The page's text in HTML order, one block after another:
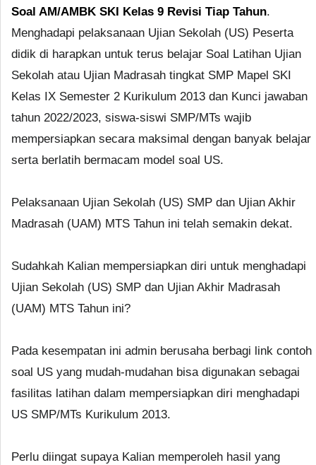
Soal AM/AMBK SKI Kelas 9 Revisi Tiap Tahun.
Menghadapi pelaksanaan Ujian Sekolah (US) Peserta
didik di harapkan untuk terus belajar Soal Latihan Ujian
Sekolah atau Ujian Madrasah tingkat SMP Mapel SKI
Kelas IX Semester 2 Kurikulum 2013 dan Kunci jawaban
tahun 2022/2023, siswa-siswi SMP/MTs wajib
mempersiapkan secara maksimal dengan banyak belajar
serta berlatih bermacam model soal US.
Pelaksanaan Ujian Sekolah (US) SMP dan Ujian Akhir
Madrasah (UAM) MTS Tahun ini telah semakin dekat.
Sudahkah Kalian mempersiapkan diri untuk menghadapi
Ujian Sekolah (US) SMP dan Ujian Akhir Madrasah
(UAM) MTS Tahun ini?
Pada kesempatan ini admin berusaha berbagi link contoh
soal US yang mudah-mudahan bisa digunakan sebagai
fasilitas latihan dalam mempersiapkan diri menghadapi
US SMP/MTs Kurikulum 2013.
Perlu diingat supaya Kalian memperoleh hasil yang